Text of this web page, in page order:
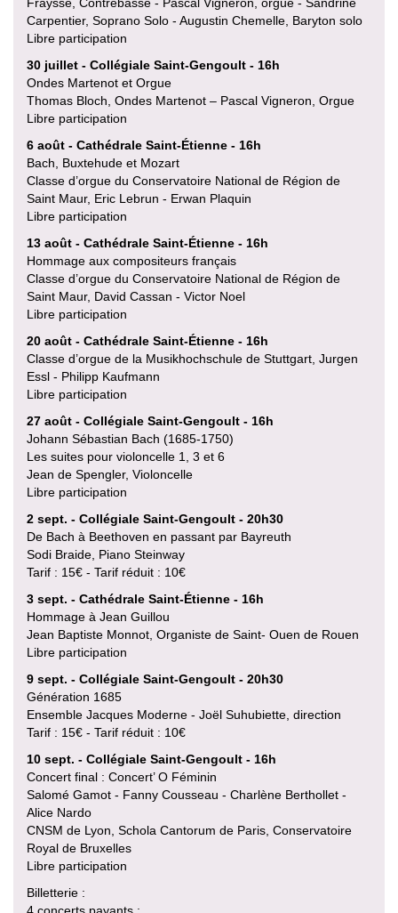
Carpentier, Soprano Solo - Augustin Chemelle, Baryton solo
Libre participation
30 juillet - Collégiale Saint-Gengoult - 16h
Ondes Martenot et Orgue
Thomas Bloch, Ondes Martenot – Pascal Vigneron, Orgue
Libre participation
6 août - Cathédrale Saint-Étienne - 16h
Bach, Buxtehude et Mozart
Classe d’orgue du Conservatoire National de Région de
Saint Maur, Eric Lebrun - Erwan Plaquin
Libre participation
13 août - Cathédrale Saint-Étienne - 16h
Hommage aux compositeurs français
Classe d’orgue du Conservatoire National de Région de
Saint Maur, David Cassan - Victor Noel
Libre participation
20 août - Cathédrale Saint-Étienne - 16h
Classe d’orgue de la Musikhochschule de Stuttgart, Jurgen
Essl - Philipp Kaufmann
Libre participation
27 août - Collégiale Saint-Gengoult - 16h
Johann Sébastian Bach (1685-1750)
Les suites pour violoncelle 1, 3 et 6
Jean de Spengler, Violoncelle
Libre participation
2 sept. - Collégiale Saint-Gengoult - 20h30
De Bach à Beethoven en passant par Bayreuth
Sodi Braide, Piano Steinway
Tarif : 15€ - Tarif réduit : 10€
3 sept. - Cathédrale Saint-Étienne - 16h
Hommage à Jean Guillou
Jean Baptiste Monnot, Organiste de Saint- Ouen de Rouen
Libre participation
9 sept. - Collégiale Saint-Gengoult - 20h30
Génération 1685
Ensemble Jacques Moderne - Joël Suhubiette, direction
Tarif : 15€ - Tarif réduit : 10€
10 sept. - Collégiale Saint-Gengoult - 16h
Concert final : Concert’ O Féminin
Salomé Gamot - Fanny Cousseau - Charlène Berthollet -
Alice Nardo
CNSM de Lyon, Schola Cantorum de Paris, Conservatoire
Royal de Bruxelles
Libre participation
Billetterie :